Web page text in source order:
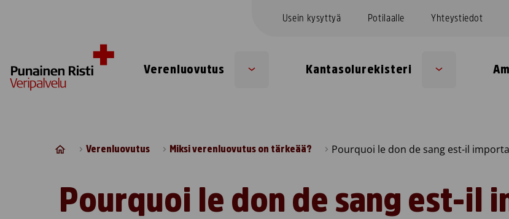
Usein kysyttyä Potilaalle Yhteystiedot
Verenluovutus Kantasolurekisteri
Verenluovutus Miksi verenluovutus on tärkeää? Pourquoi le don de sang est-il
Pourquoi le don de sang est-il